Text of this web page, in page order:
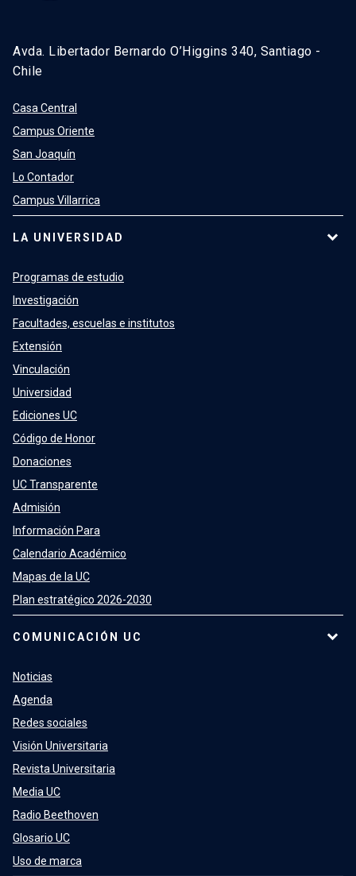
Avda. Libertador Bernardo O’Higgins 340, Santiago -
Chile
Casa Central
Campus Oriente
San Joaquín
Lo Contador
Campus Villarrica
LA UNIVERSIDAD
Programas de estudio
Investigación
Facultades, escuelas e institutos
Extensión
Vinculación
Universidad
Ediciones UC
Código de Honor
Donaciones
UC Transparente
Admisión
Información Para
Calendario Académico
Mapas de la UC
Plan estratégico 2026-2030
COMUNICACIÓN UC
Noticias
Agenda
Redes sociales
Visión Universitaria
Revista Universitaria
Media UC
Radio Beethoven
Glosario UC
Uso de marca